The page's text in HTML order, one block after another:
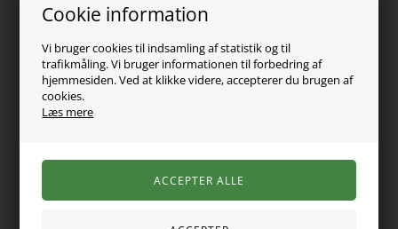
Cookie information
Vi bruger cookies til indsamling af statistik og til
trafikmåling. Vi bruger informationen til forbedring af
hjemmesiden. Ved at klikke videre, accepterer du brugen af
cookies.
Læs mere
79,00DKK